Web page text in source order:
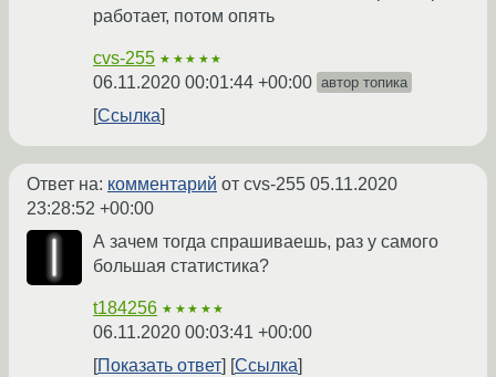
работает, потом опять
cvs-255 ★★★★★
06.11.2020 00:01:44 +00:00 автор топика
Ссылка
Ответ на: комментарий от cvs-255 05.11.2020
23:28:52 +00:00
А зачем тогда спрашиваешь, раз у самого
большая статистика?
t184256 ★★★★★
06.11.2020 00:03:41 +00:00
Показать ответ
Ссылка